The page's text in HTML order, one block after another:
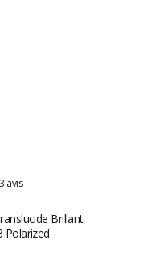
avis
Brillant
Polarized